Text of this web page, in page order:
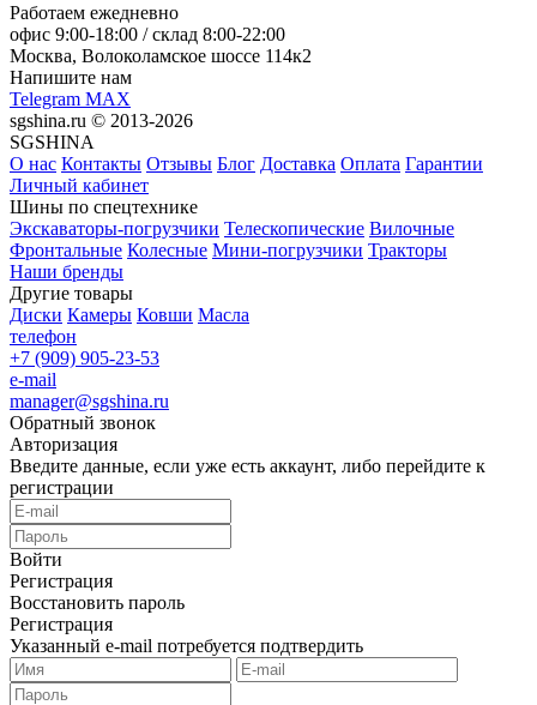
Работаем ежедневно
офис 9:00-18:00 / склад 8:00-22:00
Москва, Волоколамское шоссе 114к2
Напишите нам
Telegram MAX
sgshina.ru © 2013-2026
SGSHINA
О нас Контакты Отзывы Блог Доставка Оплата Гарантии
Личный кабинет
Шины по спецтехнике
Экскаваторы-погрузчики Телескопические Вилочные
Фронтальные Колесные Мини-погрузчики Тракторы
Наши бренды
Другие товары
Диски Камеры Ковши Масла
телефон
+7 (909) 905-23-53
e-mail
manager@sgshina.ru
Обратный звонок
Авторизация
Введите данные, если уже есть аккаунт, либо перейдите к
регистрации
Войти
Регистрация
Восстановить пароль
Регистрация
Указанный e-mail потребуется подтвердить